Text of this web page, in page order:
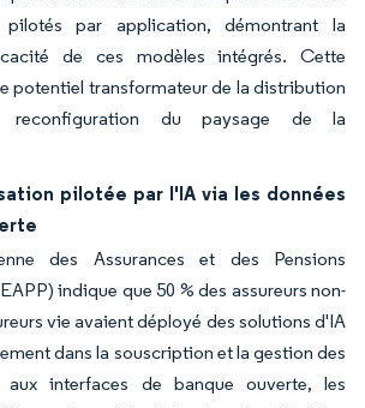
par application, démontrant la
de ces modèles intégrés. Cette
potentiel transformateur de la distribution
du paysage de la
pilotée par l'IA via les données
des Assurances et des Pensions
indique que 50 % des assureurs non-
vie avaient déployé des solutions d'IA
dans la souscription et la gestion des
interfaces de banque ouverte, les